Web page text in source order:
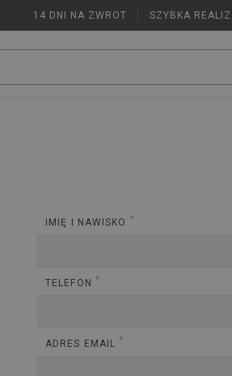
14 DNI NA ZWROT SZYBKA
IMIĘ I NAWISKO *
TELEFON *
ADRES EMAIL *